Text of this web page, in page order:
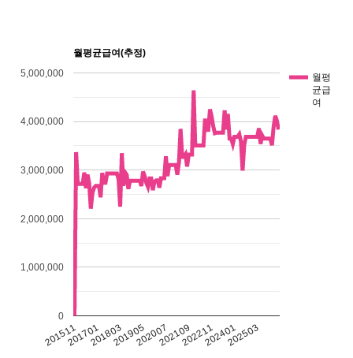
월평균급여(추정)
월평
균급
여
201511201701201803201905202007202109202211202401202503
0
1,000,000
2,000,000
3,000,000
4,000,000
5,000,000